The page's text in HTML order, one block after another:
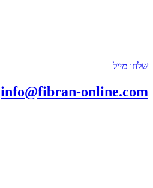
שלחו מייל
info@fibran-online.com